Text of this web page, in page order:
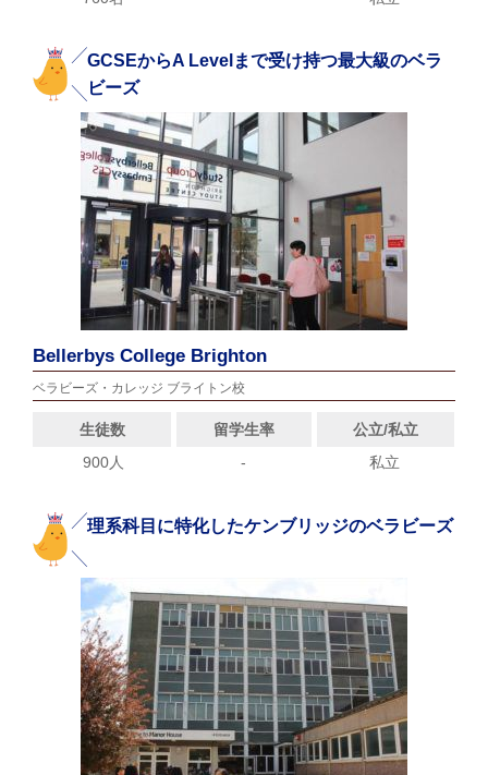
GCSEからA Levelまで受け持つ最大級のベラ
ビーズ
Bellerbys College Brighton
ベラビーズ・カレッジ ブライトン校
生徒数 留学生率
公立/私立
900人
- 私立
理系科目に特化したケンブリッジのベラビーズ